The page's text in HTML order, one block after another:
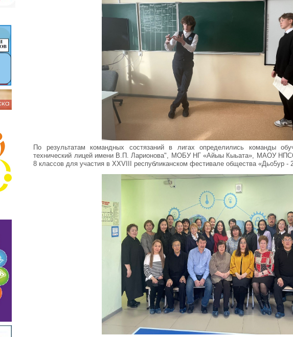
По результатам командных состязаний в лигах определились команды
технический лицей имени В.П. Ларионова", МОБУ НГ «Айыы Кыьата», МАОУ
8 классов для участия в XХVIII республиканском фестивале общества «Дьо5ур -